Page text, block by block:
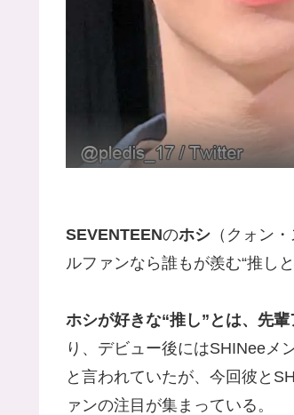
SEVENTEENのホシ （クォン
ルファンなら誰もが羨む“推し
ホシが好きな“推し”とは、先輩
り、デビュー後にはSHINeeメ
と言われていたが、今回彼と
ァンの注目が集まっている。